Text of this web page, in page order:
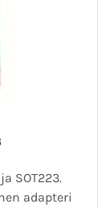
SOT223.
adapteri